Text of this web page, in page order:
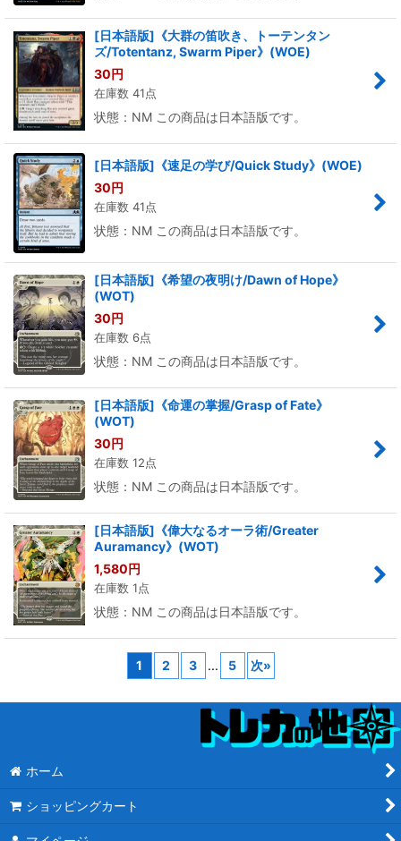
[日本語版]《大群の笛吹き、トーテンタン
ズ/Totentanz, Swarm Piper》(WOE)
30円
在庫数 41点
状態：NM この商品は日本語版です。
[日本語版]《速足の学び/Quick Study》(WOE)
30円
在庫数 41点
状態：NM この商品は日本語版です。
[日本語版]《希望の夜明け/Dawn of Hope》
(WOT)
30円
在庫数 6点
状態：NM この商品は日本語版です。
[日本語版]《命運の掌握/Grasp of Fate》
(WOT)
30円
在庫数 12点
状態：NM この商品は日本語版です。
[日本語版]《偉大なるオーラ術/Greater
Auramancy》(WOT)
1,580円
在庫数 1点
状態：NM この商品は日本語版です。
1 2 3 ... 5 次»
ホーム
ショッピングカート